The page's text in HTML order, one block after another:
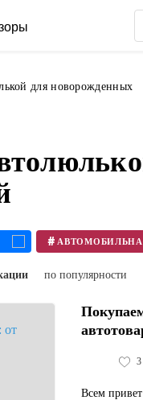
для новорожденных
#
по популярности
3
Всем